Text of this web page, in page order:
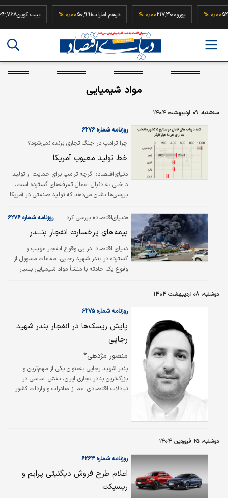
یورو217,300 درهم امارات50,991 بیت
مواد شیمیایی
سه‌شنبه، ۰۹ اردیبهشت ۱۴۰۴
چرا ترامپ در جنگ تجاری برنده نمی‌شود؟
روزنامه شماره ۶۲۷۶
خط تولید معیوب آمریکا
دنیای‌اقتصاد: اگرچه ترامپ برای حمایت از تولید
داخلی به دنبال اعمال تعرفه‌‌های گسترده است،
بررسی‌‌ها نشان می‌دهد که تولید صنعتی در آمریکا
دلیل جنگ تعرفه‌‌ای ترامپ توانایی تقویت مزیت
«دنیای‌اقتصاد» بررسی کرد روزنامه شماره ۶۲۷۶
بیمه‌های پرخسارت انفجار بنـــدر
دنیای اقتصاد: در پی وقوع انفجار مهیب و
گسترده در بندر شهید رجایی، مقامات مسوول از
وقوع یک حادثه با منشأ مواد شیمیایی بسیار
که از نوع سریع‌‌الاشتعال و به شدت خطرناک
شرایطی که این مواد در معرض خطر قرار داشتند،
وقوع این حادثه غیرقابل اجتناب به نظر می‌‌رسید.
دوشنبه، ۰۸ اردیبهشت ۱۴۰۴
روزنامه شماره ۶۲۷۵
پایش ریسک‌ها در انفجار بندر شهید
رجایی
منصور مژدهی*
بندر شهید رجایی به‌عنوان یکی از مهم‌ترین و
بزرگ‌ترین بنادر تجاری ایران، نقش اساسی در
تبادلات اقتصادی اعم از صادرات و واردات کشور
دوشنبه، ۲۵ فروردین ۱۴۰۴
روزنامه شماره ۶۲۶۴
اعلام طرح فروش دیگنیتی پرایم و
ریسپکت